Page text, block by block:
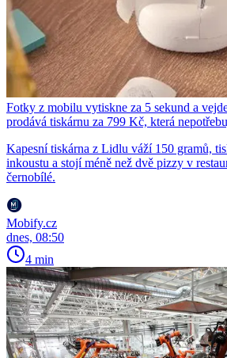
Fotky z mobilu vytiskne za 5 sekund a
prodává tiskárnu za 799 Kč, která
Kapesní tiskárna z Lidlu váží 150 gramů,
inkoustu a stojí méně než dvě pizzy v
černobílé.
Mobify.cz
dnes, 08:50
4 min